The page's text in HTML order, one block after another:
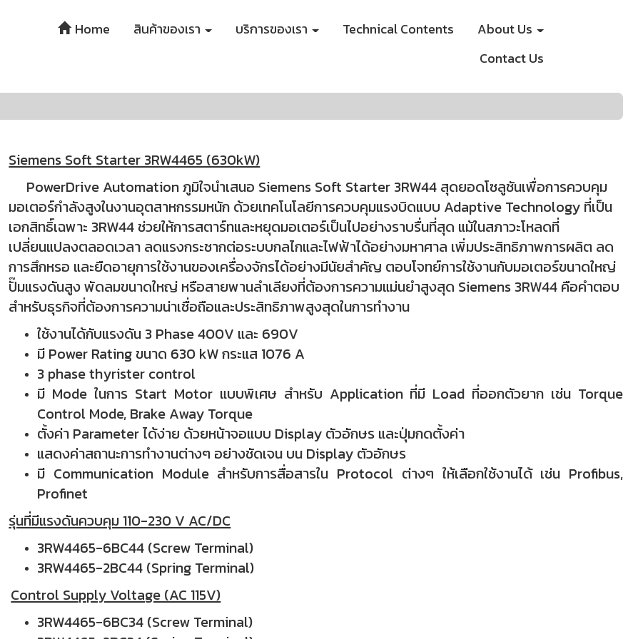
Home สินค้าของเรา บริการของเรา Technical Contents
About Us
Contact Us
Siemens Soft Starter 3RW4465 (630kW)
PowerDrive Automation ภูมิใจนำเสนอ Siemens Soft Starter 3RW44 สุดยอดโซลูชันเพื่อการควบคุม
มอเตอร์กำลังสูงในงานอุตสาหกรรมหนัก ด้วยเทคโนโลยีการควบคุมแรงบิดแบบ Adaptive Technology ที่เป็น
เอกสิทธิ์เฉพาะ 3RW44 ช่วยให้การสตาร์ทและหยุดมอเตอร์เป็นไปอย่างราบรื่นที่สุด แม้ในสภาวะโหลดที่
เปลี่ยนแปลงตลอดเวลา ลดแรงกระชากต่อระบบกลไกและไฟฟ้าได้อย่างมหาศาล เพิ่มประสิทธิภาพการผลิต ลด
การสึกหรอ และยืดอายุการใช้งานของเครื่องจักรได้อย่างมีนัยสำคัญ ตอบโจทย์การใช้งานกับมอเตอร์ขนาดใหญ่
ปั๊มแรงดันสูง พัดลมขนาดใหญ่ หรือสายพานลำเลียงที่ต้องการความแม่นยำสูงสุด Siemens 3RW44 คือคำตอบ
สำหรับธุรกิจที่ต้องการความน่าเชื่อถือและประสิทธิภาพสูงสุดในการทำงาน
ใช้งานได้กับแรงดัน 3 Phase 400V และ 690V
มี Power Rating ขนาด 630 kW กระแส 1076 A
3 phase thyrister control
มี Mode ในการ Start Motor แบบพิเศษ สำหรับ Application ที่มี Load ที่ออกตัวยาก เช่น Torque
Control Mode, Brake Away Torque
ตั้งค่า Parameter ได้ง่าย ด้วยหน้าจอแบบ Display ตัวอักษร และปุ่มกดตั้งค่า
แสดงค่าสถานะการทำงานต่างๆ อย่างชัดเจน บน Display ตัวอักษร
มี Communication Module สำหรับการสื่อสารใน Protocol ต่างๆ ให้เลือกใช้งานได้ เช่น Profibus,
Profinet
รุ่นที่มีแรงดันควบคุม 110-230 V AC/DC
3RW4465-6BC44 (Screw Terminal)
3RW4465-2BC44 (Spring Terminal)
Control Supply Voltage (AC 115V)
3RW4465-6BC34 (Screw Terminal)